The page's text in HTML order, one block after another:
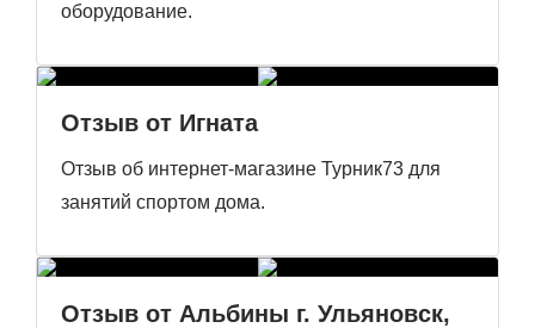
оборудование.
Отзыв от Игната
Отзыв об интернет-магазине Турник73 для
занятий спортом дома.
Отзыв от Альбины г. Ульяновск,